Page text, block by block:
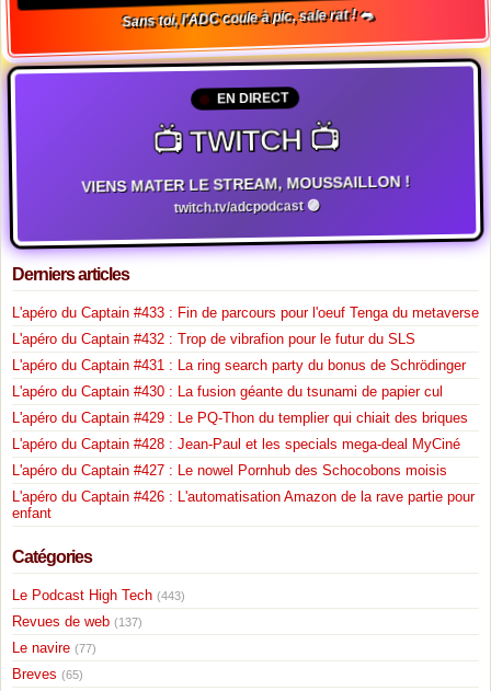
Sans toi, l'ADC coule à pic, sale rat ! 🐀
EN DIRECT
📺 TWITCH 📺
VIENS MATER LE STREAM, MOUSSAILLON !
twitch.tv/adcpodcast 🟣
Derniers articles
L'apéro du Captain #433 : Fin de parcours pour l'oeuf Tenga du metaverse
L'apéro du Captain #432 : Trop de vibrafion pour le futur du SLS
L'apéro du Captain #431 : La ring search party du bonus de Schrödinger
L'apéro du Captain #430 : La fusion géante du tsunami de papier cul
L'apéro du Captain #429 : Le PQ-Thon du templier qui chiait des briques
L'apéro du Captain #428 : Jean-Paul et les specials mega-deal MyCiné
L'apéro du Captain #427 : Le nowel Pornhub des Schocobons moisis
L'apéro du Captain #426 : L'automatisation Amazon de la rave partie pour
enfant
Catégories
Le Podcast High Tech (443)
Revues de web (137)
Le navire (77)
Breves (65)